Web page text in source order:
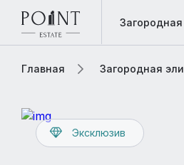
Загородная
Главная Загородная
Эксклюзив